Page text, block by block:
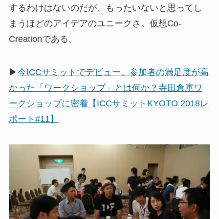
するわけはないのだが、もったいないと思ってし
まうほどのアイデアのユニークさ。仮想Co-
Creationである。
▶今ICCサミットでデビュー。参加者の満足度が高
かった「ワークショップ」とは何か？寺田倉庫ワ
ークショップに密着【ICCサミットKYOTO 2018レ
ポート#11】